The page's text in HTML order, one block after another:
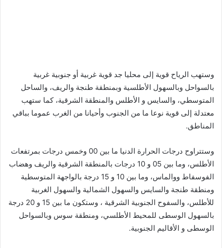
وستهب الرياح قوية إلى محليا جد قوية غربية أو جنوبية غربية
بالسواحل وبالسهول الأطلسية وبمنطقة طنجة والريف، والساحل
المتوسطي، والسايس و الأطلس والمنطقة الشرقية، كما ستهب
معتدلة إلى قوية نوعا ما من الجنوب وأحيانا من الغرب عموما بباقي
المناطق.
وستتراوح درجات الحرارة الدنيا ما بين 00 وخمس درجات بمرتفعات
الأطلس، وما بين 05 و 10 درجات بالمنطقة الشرقية والريف وهضاب
الفوسفاط ووالماس، وما بين 10 و 15 درجة بالواجهة المتوسطية
ومنطقة طنجة والسايس والسهول الشمالية والسهول الغربية
للأطلس، والسفوح الجنوبية الشرقية ، وستكون ما بين 15 و 20 درجة
بالسهول الوسطى للمحيط الأطلسي، ومنطقة سوس وبالسواحل
الوسطى و الأقاليم الجنوبية.